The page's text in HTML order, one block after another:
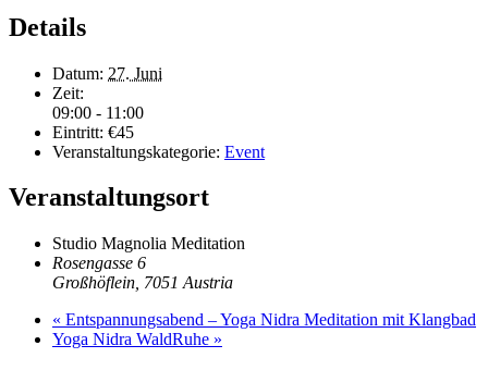
Details
Datum: 27. Juni
Zeit:
09:00 - 11:00
Eintritt: €45
Veranstaltungskategorie: Event
Veranstaltungsort
Studio Magnolia Meditation
Rosengasse 6
Großhöflein 7051 Austria
« Entspannungsabend – Yoga Nidra Meditation mit Klangbad
Yoga Nidra WaldRuhe »